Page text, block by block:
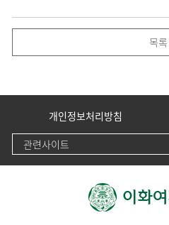
목록
개인정보처리방침
관련사이트